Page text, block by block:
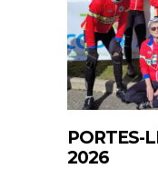
PORTES-
2026